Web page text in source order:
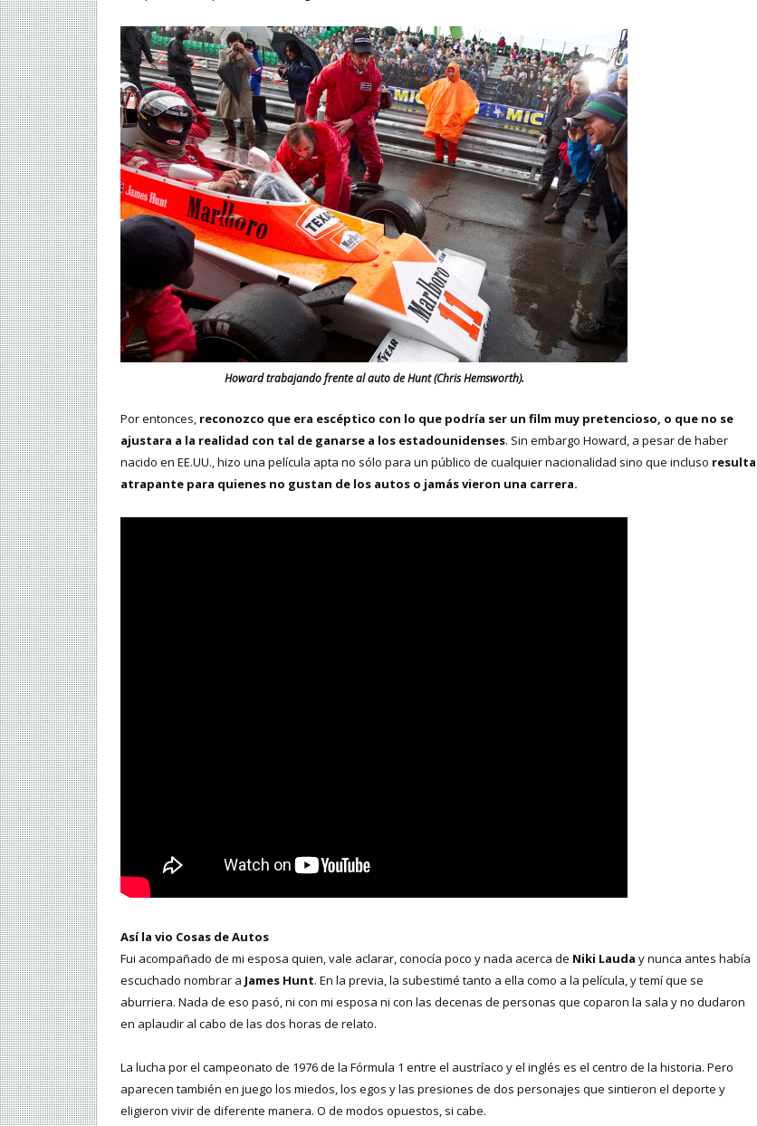
Howard trabajando frente al auto de Hunt (Chris Hemsworth).
Por entonces, reconozco que era escéptico con lo que podría ser un film muy pretencioso, o que no se
ajustara a la realidad con tal de ganarse a los estadounidenses. Sin embargo Howard, a pesar de haber
nacido en EE.UU., hizo una película apta no sólo para un público de cualquier nacionalidad sino que incluso resulta
atrapante para quienes no gustan de los autos o jamás vieron una carrera.
Así la vio Cosas de Autos
Fui acompañado de mi esposa quien, vale aclarar, conocía poco y nada acerca de Niki Lauda y nunca antes había
escuchado nombrar a James Hunt. En la previa, la subestimé tanto a ella como a la película, y temí que se
aburriera. Nada de eso pasó, ni con mi esposa ni con las decenas de personas que coparon la sala y no dudaron
en aplaudir al cabo de las dos horas de relato.
La lucha por el campeonato de 1976 de la Fórmula 1 entre el austríaco y el inglés es el centro de la historia. Pero
aparecen también en juego los miedos, los egos y las presiones de dos personajes que sintieron el deporte y
eligieron vivir de diferente manera. O de modos opuestos, si cabe.